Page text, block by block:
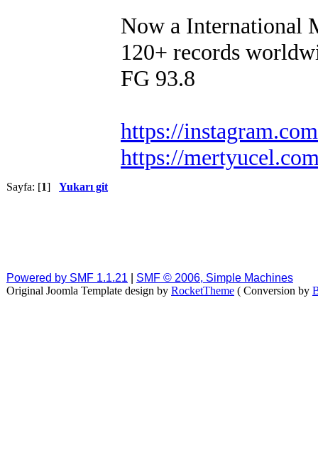
Now a International
120+ records
FG 93.8
https://
https://
Sayfa: [1] Yukarı git
Powered by SMF 1.1.21
SMF © 2006, Simple Machines
Original Joomla Template design by RocketTheme ( Conversion by